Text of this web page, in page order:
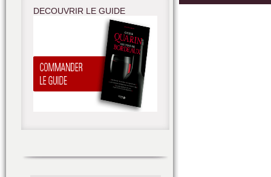
DECOUVRIR LE GUIDE